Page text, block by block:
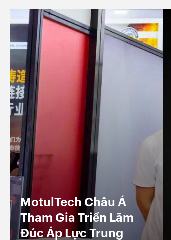
MotulTech Châu Á
Tham Gia Triển Lãm
Đúc Áp Lực Trung